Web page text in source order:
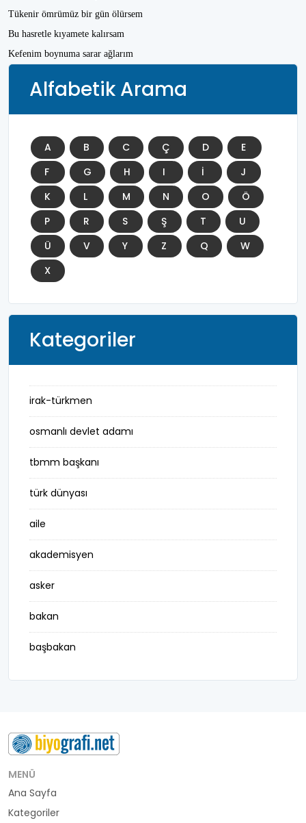
Tükenir ömrümüz bir gün ölürsem
Bu hasretle kıyamete kalırsam
Kefenim boynuma sarar ağlarım
Alfabetik Arama
A B C Ç D
E
F
G H I İ
J
K
L M N O
Ö
P
R S Ş T
U
Ü
V Y Z Q
W
X
Kategoriler
irak-türkmen
osmanlı devlet adamı
tbmm başkanı
türk dünyası
aile
akademisyen
asker
bakan
başbakan
belediye başkanı
buluş
bürokrat
büyükelçi
MENÜ
Ana Sayfa
Kategoriler